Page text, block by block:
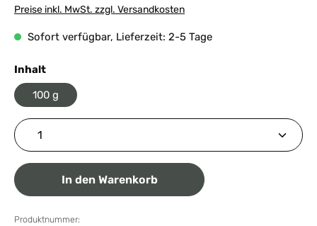
Preise inkl. MwSt. zzgl. Versandkosten
Sofort verfügbar, Lieferzeit: 2-5 Tage
Inhaltauswählen
100 g
Produkt Anzahl: Gib den gewünschten Wert ein
In den Warenkorb
Produktnummer: